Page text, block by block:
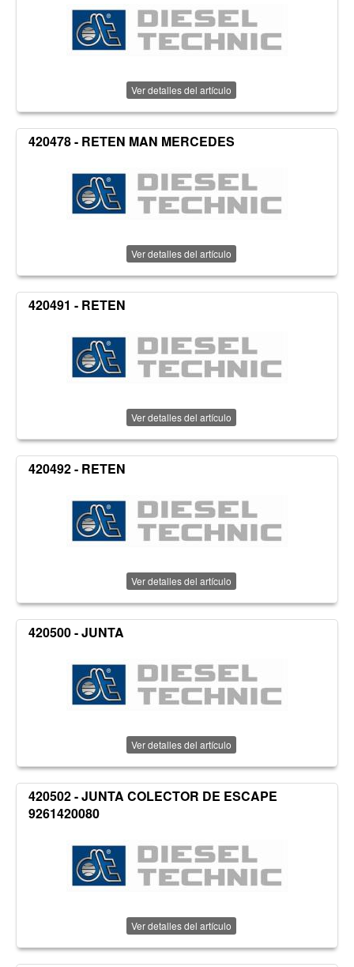
Ver detalles del artículo
420478 - RETEN MAN MERCEDES
Ver detalles del artículo
420491 - RETEN
Ver detalles del artículo
420492 - RETEN
Ver detalles del artículo
420500 - JUNTA
Ver detalles del artículo
420502 - JUNTA COLECTOR DE ESCAPE
9261420080
Ver detalles del artículo